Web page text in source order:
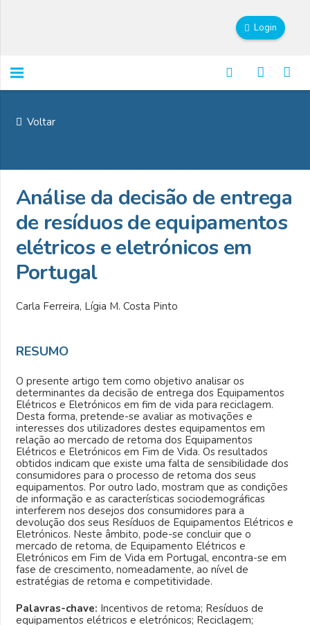
Login
Voltar
Análise da decisão de entrega
de resíduos de equipamentos
elétricos e eletrónicos em
Portugal
Carla Ferreira, Lígia M. Costa Pinto
RESUMO
O presente artigo tem como objetivo analisar os
determinantes da decisão de entrega dos Equipamentos
Elétricos e Eletrónicos em fim de vida para reciclagem.
Desta forma, pretende-se avaliar as motivações e
interesses dos utilizadores destes equipamentos em
relação ao mercado de retoma dos Equipamentos
Elétricos e Eletrónicos em Fim de Vida. Os resultados
obtidos indicam que existe uma falta de sensibilidade dos
consumidores para o processo de retoma dos seus
equipamentos. Por outro lado, mostram que as condições
de informação e as características sociodemográficas
interferem nos desejos dos consumidores para a
devolução dos seus Resíduos de Equipamentos Elétricos e
Eletrónicos. Neste âmbito, pode-se concluir que o
mercado de retoma, de Equipamento Elétricos e
Eletrónicos em Fim de Vida em Portugal, encontra-se em
fase de crescimento, nomeadamente, ao nível de
estratégias de retoma e competitividade.
Palavras-chave: Incentivos de retoma; Resíduos de
equipamentos elétricos e eletrónicos; Reciclagem;